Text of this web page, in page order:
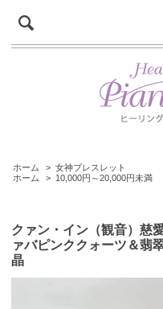
ホーム > 女神ブレスレット
ホーム
> 10,000円～20,000円未満
クァン・イン（観音）慈
ァバピンククォーツ＆翡
晶